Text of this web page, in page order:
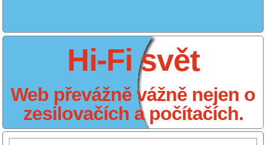
Hi-Fi svět
Web převážně vážně nejen o
zesilovačích a počítačích.